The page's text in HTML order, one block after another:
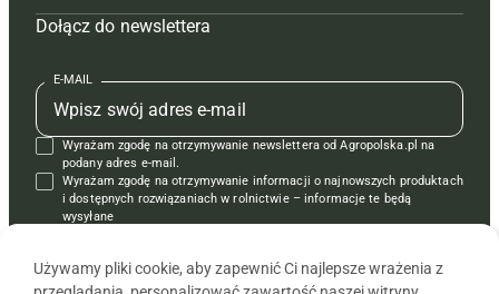
Mapa serwisu
Kontakt
Regulamin
Polityka prywatności
Prenumerata
Redakcja
Kontakt
Reklama
Prenumerata
Reklama
Kontakt
Krzyżówki
Czasopisma i prenumerata
Książki
Regulamin
Dołącz do newslettera
E-MAIL
Wyrażam zgodę na otrzymywanie newslettera od Agropolska.pl na
podany adres e-mail.
Wyrażam zgodę na otrzymywanie informacji o najnowszych produktach
i dostępnych rozwiązaniach w rolnictwie – informacje te będą
wysyłane
Używamy pliki cookie, aby zapewnić Ci najlepsze wrażenia z